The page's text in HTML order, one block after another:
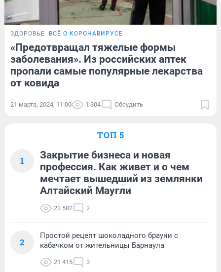
ЗДОРОВЬЕ ВСЁ О КОРОНАВИРУСЕ
«Предотвращал тяжелые формы
заболевания». Из российских аптек
пропали самые популярные лекарства
от ковида
21 марта, 2024, 11:00 1 304 Обсудить
ТОП 5
1
Закрытие бизнеса и новая
профессия. Как живет и о чем
мечтает вышедший из землянки
Алтайский Маугли
23 582 2
2
Простой рецепт шоколадного брауни с
кабачком от жительницы Барнаула
21 415 3